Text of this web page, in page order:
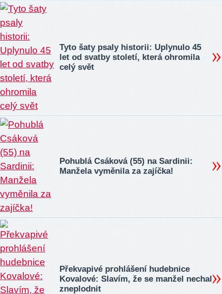
Tyto šaty psaly historii: Uplynulo 45
let od svatby století, která ohromila
celý svět
Pohublá Csáková (55) na Sardinii:
Manžela vyměnila za zajíčka!
Překvapivé prohlášení hudebnice
Kovalové: Slavím, že se manžel nechal
zneplodnit